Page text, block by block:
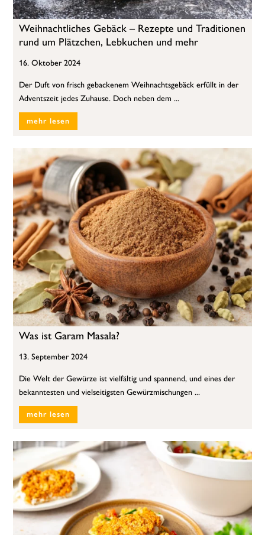
Weihnachtliches Gebäck – Rezepte und Traditionen
rund um Plätzchen, Lebkuchen und mehr
16. Oktober 2024
Der Duft von frisch gebackenem Weihnachtsgebäck erfüllt in der
Adventszeit jedes Zuhause. Doch neben dem ...
mehr lesen
Was ist Garam Masala?
13. September 2024
Die Welt der Gewürze ist vielfältig und spannend, und eines der
bekanntesten und vielseitigsten Gewürzmischungen ...
mehr lesen